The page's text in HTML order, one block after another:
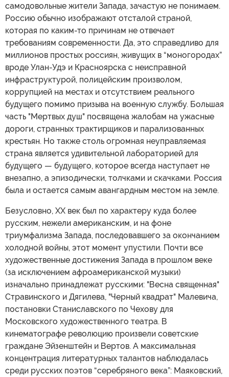
самодовольные жители Запада, зачастую не понимаем.
Россию обычно изображают отсталой страной,
которая по каким-то причинам не отвечает
требованиям современности. Да, это справедливо для
миллионов простых россиян, живущих в “моногородах”
вроде Улан-Удэ и Красноярска с неисправной
инфраструктурой, полицейским произволом,
коррупцией на местах и отсутствием реального
будущего помимо призыва на военную службу. Большая
часть "Мертвых душ" посвящена жалобам на ужасные
дороги, странных трактирщиков и парализованных
крестьян. Но также столь огромная неуправляемая
страна является удивительной лабораторией для
будущего — будущего, которое всегда наступает не
внезапно, а эпизодически, толчками и скачками. Россия
была и остается самым авангардным местом на земле.
Безусловно, XX век был по характеру куда более
русским, нежели американским, и на фоне
триумфализма Запада, последовавшего за окончанием
холодной войны, этот момент упустили. Почти все
художественные достижения Запада в прошлом веке
(за исключением афроамериканской музыки)
изначально принадлежат русскими: "Весна священная"
Стравинского и Дягилева, "Черный квадрат" Малевича,
постановки Станиславского по Чехову для
Московского художественного театра. В
кинематографе революцию произвели советские
граждане Эйзенштейн и Вертов. А максимальная
концентрация литературных талантов наблюдалась
среди русских поэтов “серебряного века”: Маяковский,